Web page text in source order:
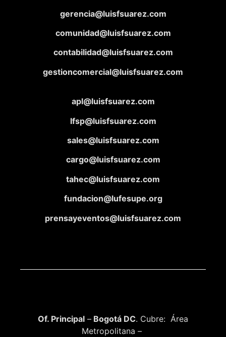
gerencia@luisfsuarez.com
comunidad@luisfsuarez.com
contabilidad@luisfsuarez.com
gestioncomercial@luisfsuarez.com
apl@luisfsuarez.com
lfsp@luisfsuarez.com
sales@luisfsuarez.com
cargo@luisfsuarez.com
tahec@luisfsuarez.com
fundacion@lufesupe.org
prensayeventos@luisfsuarez.com
Of. Principal – Bogotá DC. Cubre: Área
Metropolitana –